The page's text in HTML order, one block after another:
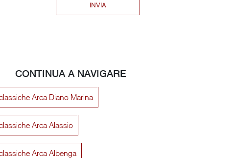
INVIA
CONTINUA A NAVIGARE
Arca Diano Marina
Arca Alassio
Arca Albenga